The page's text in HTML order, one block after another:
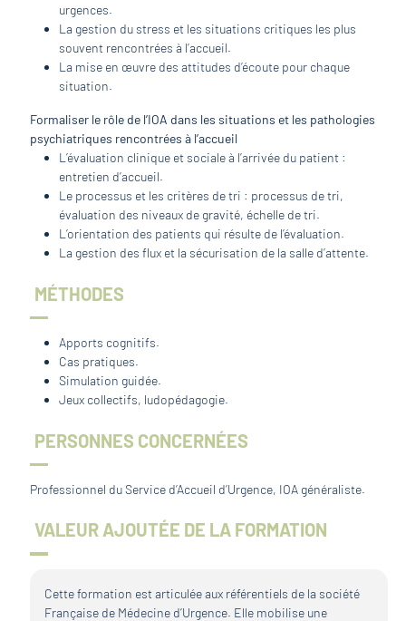
urgences.
La gestion du stress et les situations critiques les plus
souvent rencontrées à l’accueil.
La mise en œuvre des attitudes d’écoute pour chaque
situation.
Formaliser le rôle de l’IOA dans les situations et les pathologies
psychiatriques rencontrées à l’accueil
L’évaluation clinique et sociale à l’arrivée du patient :
entretien d’accueil.
Le processus et les critères de tri : processus de tri,
évaluation des niveaux de gravité, échelle de tri.
L’orientation des patients qui résulte de l’évaluation.
La gestion des flux et la sécurisation de la salle d’attente.
MÉTHODES
Apports cognitifs.
Cas pratiques.
Simulation guidée.
Jeux collectifs, ludopédagogie.
PERSONNES CONCERNÉES
Professionnel du Service d’Accueil d’Urgence, IOA généraliste.
VALEUR AJOUTÉE DE LA FORMATION
Cette formation est articulée aux référentiels de la société
Française de Médecine d’Urgence. Elle mobilise une